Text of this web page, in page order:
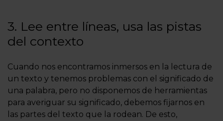
3. Lee entre líneas, usa las pistas
del contexto
Cuando nos encontramos inmersos en la lectura de
un texto y tenemos problemas con el significado de
una palabra, pero no disponemos de herramientas
para averiguar su significado, debemos fijarnos en
las partes del texto que la rodean. De esto,